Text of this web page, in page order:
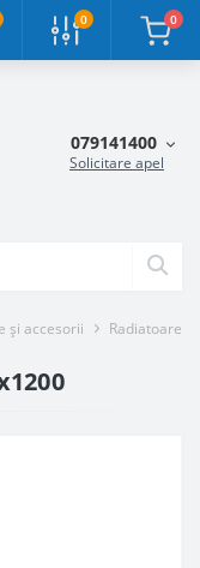
0 0
079141400
Solicitare apel
și accesorii Radiatoare